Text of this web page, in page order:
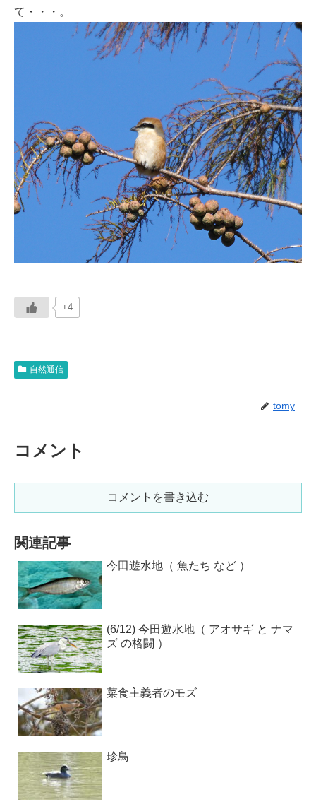
て・・・。
+4
自然通信
tomy
コメント
コメントを書き込む
関連記事
今田遊水地（ 魚たち など ）
(6/12) 今田遊水地（ アオサギ と ナマ
ズ の格闘 ）
菜食主義者のモズ
珍鳥